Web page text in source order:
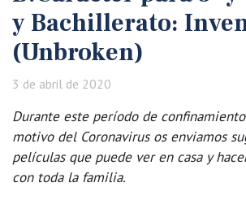
y Bachillerato:
(Unbroken)
3 de abril de 2020
Durante este período de
motivo del Coronavirus os enviamos
películas que puede ver en casa y
con toda la familia.